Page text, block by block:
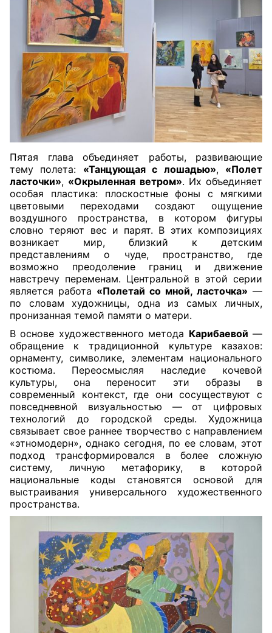
Пятая глава объединяет работы, развивающие
тему полета: «Танцующая с лошадью», «Полет
ласточки», «Окрыленная ветром». Их объединяет
особая пластика: плоскостные фоны с мягкими
цветовыми переходами создают ощущение
воздушного пространства, в котором фигуры
словно теряют вес и парят. В этих композициях
возникает мир, близкий к детским
представлениям о чуде, пространство, где
возможно преодоление границ и движение
навстречу переменам. Центральной в этой серии
является работа «Полетай со мной, ласточка» —
по словам художницы, одна из самых личных,
пронизанная темой памяти о матери.
В основе художественного метода Карибаевой —
обращение к традиционной культуре казахов:
орнаменту, символике, элементам национального
костюма. Переосмысляя наследие кочевой
культуры, она переносит эти образы в
современный контекст, где они сосуществуют с
повседневной визуальностью — от цифровых
технологий до городской среды. Художница
связывает свое раннее творчество с направлением
«этномодерн», однако сегодня, по ее словам, этот
подход трансформировался в более сложную
систему, личную метафорику, в которой
национальные коды становятся основой для
выстраивания универсального художественного
пространства.